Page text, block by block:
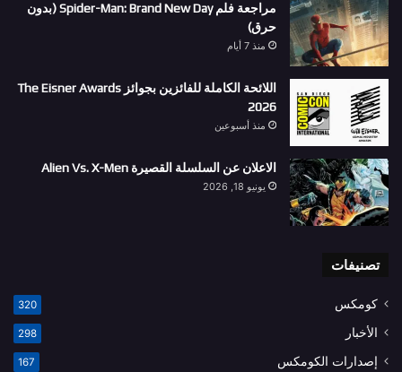
مراجعة فلم Spider-Man: Brand New Day (بدون
حرق)
منذ 7 أيام
اللائحة الكاملة للفائزين بجوائز The Eisner Awards
2026
منذ أسبوعين
الاعلان عن السلسلة القصيرة Alien Vs. X-Men
يونيو 18, 2026
تصنيفات
كومكس 320
الأخبار 298
إصدارات الكومكس 167